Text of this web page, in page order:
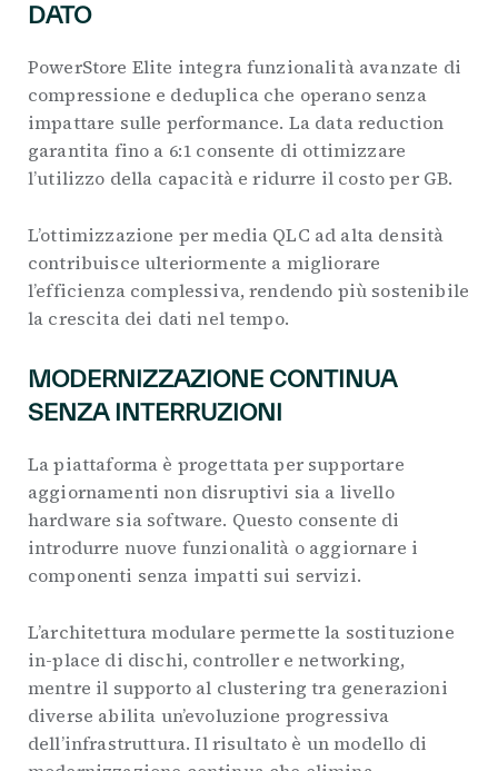
DATO
PowerStore Elite integra funzionalità avanzate di
compressione e deduplica che operano senza
impattare sulle performance. La data reduction
garantita fino a 6:1 consente di ottimizzare
l’utilizzo della capacità e ridurre il costo per GB.
L’ottimizzazione per media QLC ad alta densità
contribuisce ulteriormente a migliorare
l’efficienza complessiva, rendendo più sostenibile
la crescita dei dati nel tempo.
MODERNIZZAZIONE CONTINUA
SENZA INTERRUZIONI
La piattaforma è progettata per supportare
aggiornamenti non disruptivi sia a livello
hardware sia software. Questo consente di
introdurre nuove funzionalità o aggiornare i
componenti senza impatti sui servizi.
L’architettura modulare permette la sostituzione
in-place di dischi, controller e networking,
mentre il supporto al clustering tra generazioni
diverse abilita un’evoluzione progressiva
dell’infrastruttura. Il risultato è un modello di